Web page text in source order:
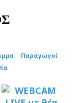
Παραγωγοί